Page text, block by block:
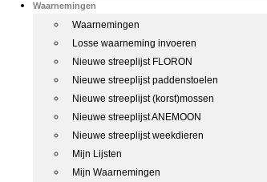
Waarnemingen
Waarnemingen
Losse waarneming invoeren
Nieuwe streeplijst FLORON
Nieuwe streeplijst paddenstoelen
Nieuwe streeplijst (korst)mossen
Nieuwe streeplijst ANEMOON
Nieuwe streeplijst weekdieren
Mijn Lijsten
Mijn Waarnemingen